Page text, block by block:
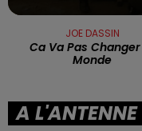
JOE DASSIN
Ca Va Pas Changer
Monde
A L'ANTENNE